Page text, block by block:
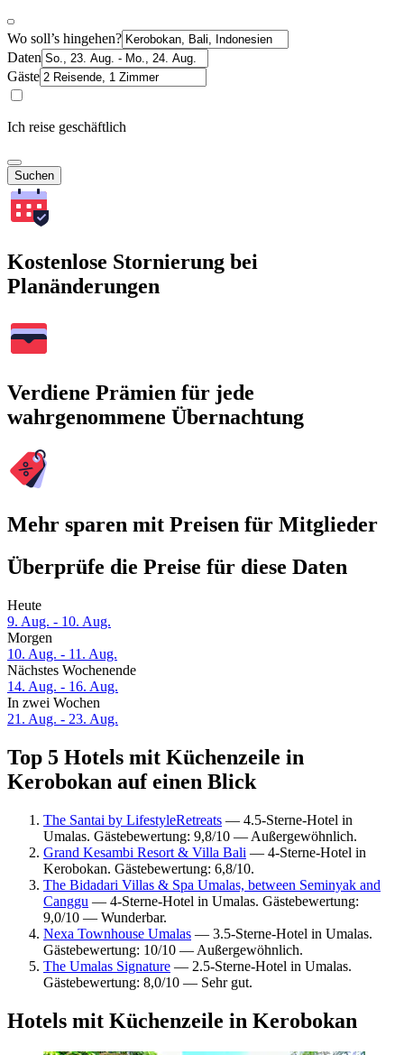
Wo soll’s hingehen?
Daten
Gäste
Ich reise geschäftlich
Suchen
Kostenlose Stornierung bei
Planänderungen
Verdiene Prämien für jede
wahrgenommene Übernachtung
Mehr sparen mit Preisen für Mitglieder
Überprüfe die Preise für diese Daten
Heute
9. Aug. - 10. Aug.
Morgen
10. Aug. - 11. Aug.
Nächstes Wochenende
14. Aug. - 16. Aug.
In zwei Wochen
21. Aug. - 23. Aug.
Top 5 Hotels mit Küchenzeile in
Kerobokan auf einen Blick
The Santai by LifestyleRetreats — 4.5-Sterne-Hotel in
Umalas. Gästebewertung: 9,8/10 — Außergewöhnlich.
Grand Kesambi Resort & Villa Bali — 4-Sterne-Hotel in
Kerobokan. Gästebewertung: 6,8/10.
The Bidadari Villas & Spa Umalas, between Seminyak and
Canggu — 4-Sterne-Hotel in Umalas. Gästebewertung:
9,0/10 — Wunderbar.
Nexa Townhouse Umalas — 3.5-Sterne-Hotel in Umalas.
Gästebewertung: 10/10 — Außergewöhnlich.
The Umalas Signature — 2.5-Sterne-Hotel in Umalas.
Gästebewertung: 8,0/10 — Sehr gut.
Hotels mit Küchenzeile in Kerobokan